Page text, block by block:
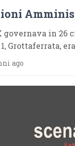
governava in 26
Grottaferrata,
ago